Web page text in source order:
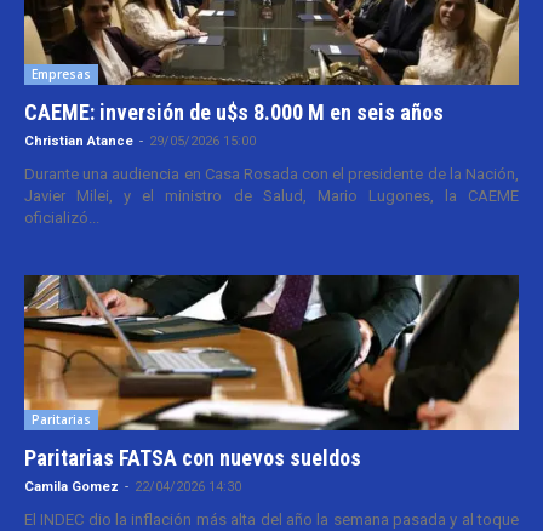
Empresas
CAEME: inversión de u$s 8.000 M en seis años
Christian Atance - 29/05/2026 15:00
Durante una audiencia en Casa Rosada con el presidente de la Nación,
Javier Milei, y el ministro de Salud, Mario Lugones, la CAEME
oficializó...
Paritarias
Paritarias FATSA con nuevos sueldos
Camila Gomez - 22/04/2026 14:30
El INDEC dio la inflación más alta del año la semana pasada y al toque